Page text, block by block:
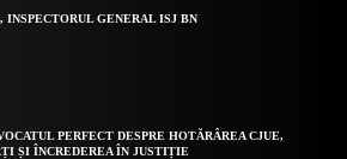
INSPECTORUL GENERAL ISJ BN
PERFECT DESPRE HOTĂRÂREA CJUE,
ȘI ÎNCREDEREA ÎN JUSTIȚIE